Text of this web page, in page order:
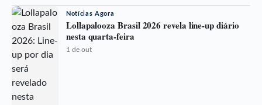
Notícias Agora
Lollapalooza Brasil 2026 revela line-up diário
nesta quarta-feira
1 de out